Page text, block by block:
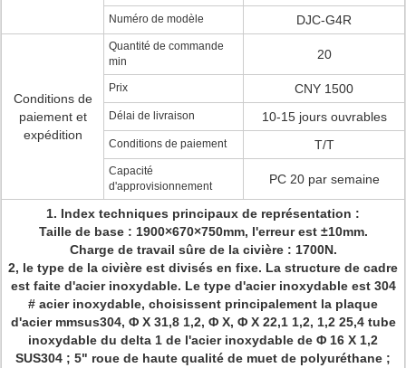
Numéro de modèle DJC-G4R
Conditions de
paiement et
expédition
Quantité de commande
min
20
Prix CNY 1500
Délai de livraison 10-15 jours ouvrables
Conditions de paiement T/T
Capacité
d'approvisionnement
PC 20 par semaine
1. Index techniques principaux de représentation :
Taille de base : 1900×670×750mm, l'erreur est ±10mm.
Charge de travail sûre de la civière : 1700N.
2, le type de la civière est divisés en fixe. La structure de cadre
est faite d'acier inoxydable. Le type d'acier inoxydable est 304
# acier inoxydable, choisissent principalement la plaque
d'acier mmsus304, Φ Χ 31,8 1,2, Φ Χ, Φ Χ 22,1 1,2, 1,2 25,4 tube
inoxydable du delta 1 de l'acier inoxydable de Φ 16 Χ 1,2
SUS304 ; 5" roue de haute qualité de muet de polyuréthane ;